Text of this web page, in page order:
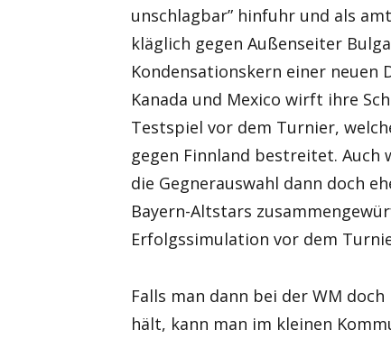
unschlagbar” hinfuhr und als
kläglich gegen Außenseiter
Kondensationskern einer neuen
Kanada und Mexico wirft ihre
Testspiel vor dem Turnier,
gegen Finnland bestreitet. Auch
die Gegnerauswahl dann doch
Bayern-Altstars
Erfolgssimulation vor dem
Falls man dann bei der WM
hält, kann man im kleinen